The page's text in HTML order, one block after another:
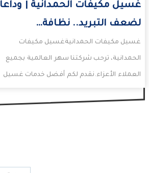
غسيل مكيفات الحمدانية | وداعاً
لضعف التبريد.. نظافة…
غسيل مكيفات الحمدانيةغسيل مكيفات
الحمدانية، ترحب شركتنا سهر العالمية بجميع
العملاء الأعزاء.نقدم لكم أفضل خدمات غسيل